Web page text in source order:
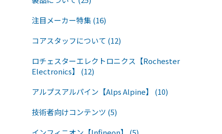
注目メーカー特集 (16)
コアスタッフについて (12)
ロチェスターエレクトロニクス【Rochester
Electronics】 (12)
アルプスアルパイン【Alps Alpine】 (10)
技術者向けコンテンツ (5)